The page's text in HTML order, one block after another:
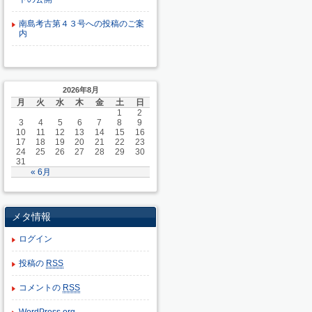
南島考古第４３号への投稿のご案
内
2026年8月
月 火 水 木 金 土 日
« 6月
1
2
3
4 5 6 7 8
9
10
11 12 13 14 15
16
17
18 19 20 21 22
23
24
25 26 27 28 29
30
31
メタ情報
ログイン
投稿の RSS
コメントの RSS